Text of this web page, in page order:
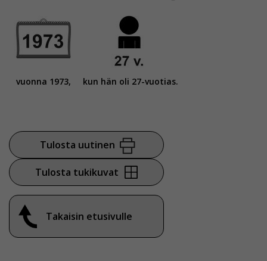
vuonna 1973, kun hän oli 27-vuotias.
Tulosta uutinen
Tulosta tukikuvat
Takaisin etusivulle